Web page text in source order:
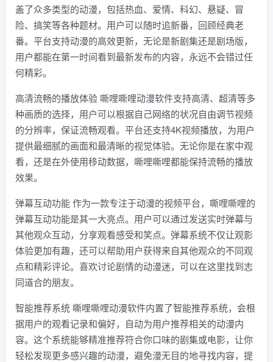
盖了众多类型的动漫，包括热血、爱情、科幻、悬疑、冒
险、搞笑等各种题材。用户可以随时追新番，回顾经典老
番。平台支持动漫的高效更新，无论是新剧集还是剧场版，
用户都能在第一时间看到最新发布的内容，永远不会错过任
何精彩。
高清流畅的播放体验 嘶哩嘶哩动漫软件支持高清、超清等多
种画质的选择，用户可以根据自己网络的状况自由调节视频
的分辨率，保证流畅观看。平台还支持4K视频播放，为用户
提供最细腻的画面和最清晰的视觉体验。无论你是在家中观
看，还是在外使用移动数据，嘶哩嘶哩都能保持流畅的播放
效果。
弹幕互动功能 作为一款专注于动漫的视频平台，嘶哩嘶哩的
弹幕互动功能是其一大亮点。用户可以通过发送实时弹幕与
其他观众互动，分享观看感受和笑点。弹幕系统不仅让观影
体验更加有趣，还可以帮助用户获得来自其他观众的不同观
点和精彩评论。喜欢讨论剧情的动漫迷，可以在这里找到志
同道合的朋友。
智能推荐系统 嘶哩嘶哩动漫软件内置了智能推荐系统，会根
据用户的观看记录和偏好，自动为用户推荐相关的动漫内
容。这个系统能够精准推荐符合你口味的剧集或电影，让你
轻松发现更多感兴趣的动漫，避免漫无目的地寻找内容，提